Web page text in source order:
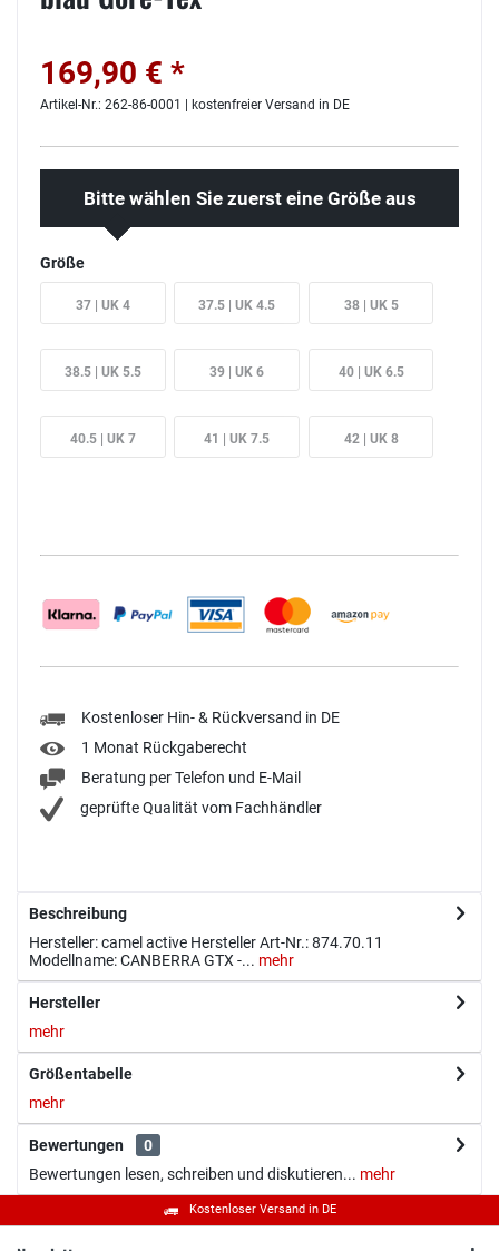
169,90 € *
Artikel-Nr.: 262-86-0001 | kostenfreier Versand in DE
Bitte wählen Sie zuerst eine Größe aus
Größe
37 | UK 4 37.5 | UK 4.5 38 | UK 5
38.5 | UK 5.5 39 | UK 6 40 | UK 6.5
40.5 | UK 7 41 | UK 7.5 42 | UK 8
Kostenloser Hin- & Rückversand in DE
1 Monat Rückgaberecht
Beratung per Telefon und E-Mail
geprüfte Qualität vom Fachhändler
Beschreibung
Hersteller: camel active Hersteller Art-Nr.: 874.70.11
Modellname: CANBERRA GTX -... mehr
Hersteller
mehr
Größentabelle
mehr
Bewertungen
0
Bewertungen lesen, schreiben und diskutieren... mehr
Kostenloser Versand in DE